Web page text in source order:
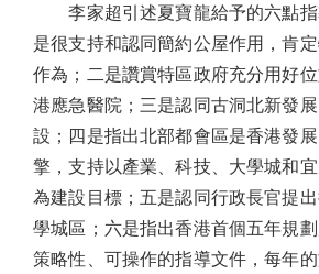
李家超引述夏寶龍給予的六點指
是很支持和認同簡約公屋作用，肯
作為；二是讚賞特區政府充分用好
港應急醫院；三是認同古洞北新發
設；四是指出北部都會區是香港發展
擎，支持以產業、科技、大學城和
為建設目標；五是認同行政長官提
學城區；六是指出香港首個五年規劃
策略性、可操作的指導文件，每年